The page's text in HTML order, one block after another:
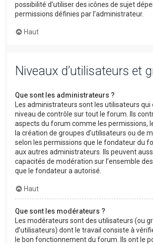
possibilité d’utiliser des icônes de sujet
permissions définies par l’administrateur.
Haut
Niveaux d’utilisateurs et
Que sont les administrateurs ?
Les administrateurs sont les utilisateurs
niveau de contrôle sur tout le forum. Ils
aspects du forum comme les permissions,
la création de groupes d’utilisateurs ou de
selon les permissions que le fondateur du
aux autres administrateurs. Ils peuvent
capacités de modération sur l’ensemble
que le fondateur a autorisé.
Haut
Que sont les modérateurs ?
Les modérateurs sont des utilisateurs (ou
d’utilisateurs) dont le travail consiste à
le bon fonctionnement du forum. Ils ont le